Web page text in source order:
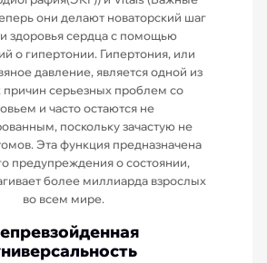
они делают новаторский шаг
здоровья сердца с помощью
о гипертонии. Гипертония, или
давление, является одной из
причин серьезных проблем со
и часто остаются не
поскольку зачастую не
Эта функция предназначена
предупреждения о состоянии,
более миллиарда взрослых
во всем мире.